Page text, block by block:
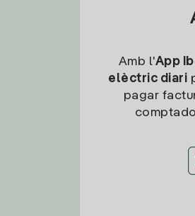
Amb l'App
elèctric diari
pagar